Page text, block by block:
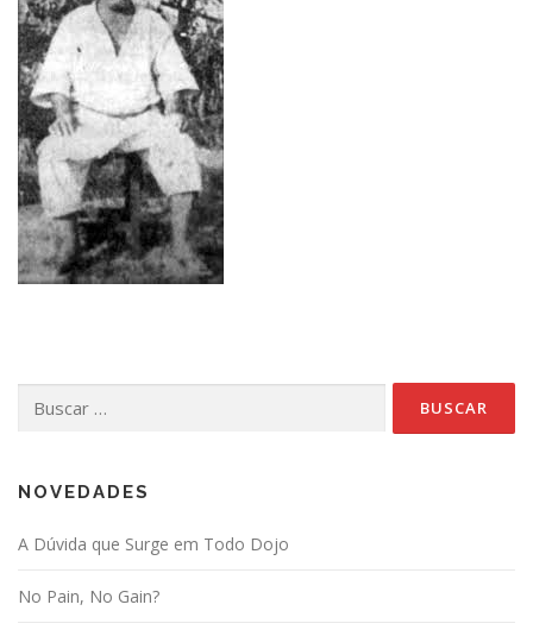
NOVEDADES
A Dúvida que Surge em Todo Dojo
No Pain, No Gain?